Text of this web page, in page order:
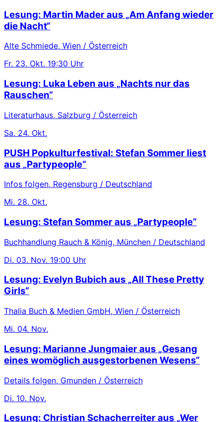
Lesung: Martin Mader aus „Am Anfang wieder
die Nacht“
Alte Schmiede, Wien / Österreich
Fr. 23. Okt. 19:30 Uhr
Lesung: Luka Leben aus „Nachts nur das
Rauschen“
Literaturhaus, Salzburg / Österreich
Sa. 24. Okt.
PUSH Popkulturfestival: Stefan Sommer liest
aus „Partypeople“
Infos folgen, Regensburg / Deutschland
Mi. 28. Okt.
Lesung: Stefan Sommer aus „Partypeople“
Buchhandlung Rauch & König, München / Deutschland
Di. 03. Nov. 19:00 Uhr
Lesung: Evelyn Bubich aus „All These Pretty
Girls“
Thalia Buch & Medien GmbH, Wien / Österreich
Mi. 04. Nov.
Lesung: Marianne Jungmaier aus „Gesang
eines womöglich ausgestorbenen Wesens“
Details folgen, Gmunden / Österreich
Di. 10. Nov.
Lesung: Christian Schacherreiter aus „Wer